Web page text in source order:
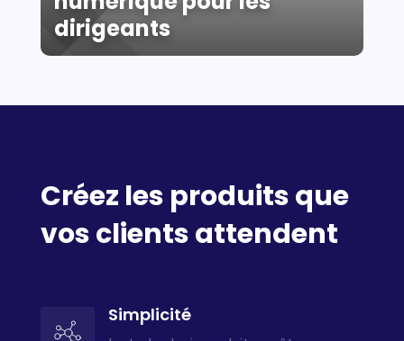
dirigeants
Créez les produits que
vos clients attendent
Simplicité